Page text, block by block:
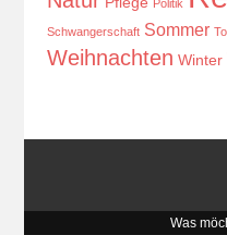
Politik
Schwangerschaft Sommer
Weihnachten Winter
Was